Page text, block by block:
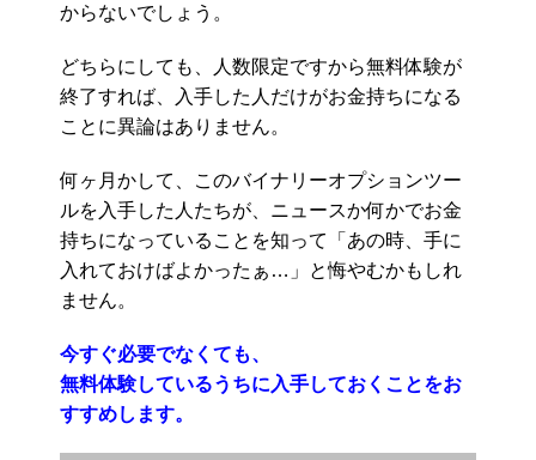
からないでしょう。
どちらにしても、人数限定ですから無料体験が
終了すれば、入手した人だけがお金持ちになる
ことに異論はありません。
何ヶ月かして、このバイナリーオプションツー
ルを入手した人たちが、ニュースか何かでお金
持ちになっていることを知って「あの時、手に
入れておけばよかったぁ…」と悔やむかもしれ
ません。
今すぐ必要でなくても、
無料体験しているうちに入手しておくことをお
すすめします。